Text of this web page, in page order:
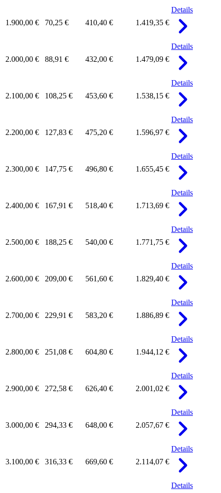
1.900,00 € 70,25 € 410,40 € 1.419,35 €
Details
2.000,00 € 88,91 € 432,00 € 1.479,09 €
Details
2.100,00 € 108,25 € 453,60 € 1.538,15 €
Details
2.200,00 € 127,83 € 475,20 € 1.596,97 €
Details
2.300,00 € 147,75 € 496,80 € 1.655,45 €
Details
2.400,00 € 167,91 € 518,40 € 1.713,69 €
Details
2.500,00 € 188,25 € 540,00 € 1.771,75 €
Details
2.600,00 € 209,00 € 561,60 € 1.829,40 €
Details
2.700,00 € 229,91 € 583,20 € 1.886,89 €
Details
2.800,00 € 251,08 € 604,80 € 1.944,12 €
Details
2.900,00 € 272,58 € 626,40 € 2.001,02 €
Details
3.000,00 € 294,33 € 648,00 € 2.057,67 €
Details
3.100,00 € 316,33 € 669,60 € 2.114,07 €
Details
Details